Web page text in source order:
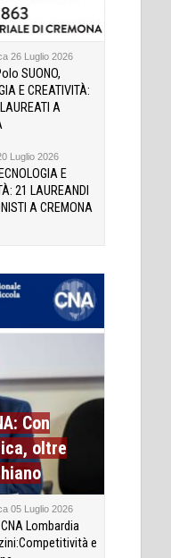
26 Luglio 2026
SUONO,
E CREATIVITÀ:
A
Luglio 2026
E
21 LAUREANDI
A CREMONA
Con
oltre
05 Luglio 2026
Lombardia
e